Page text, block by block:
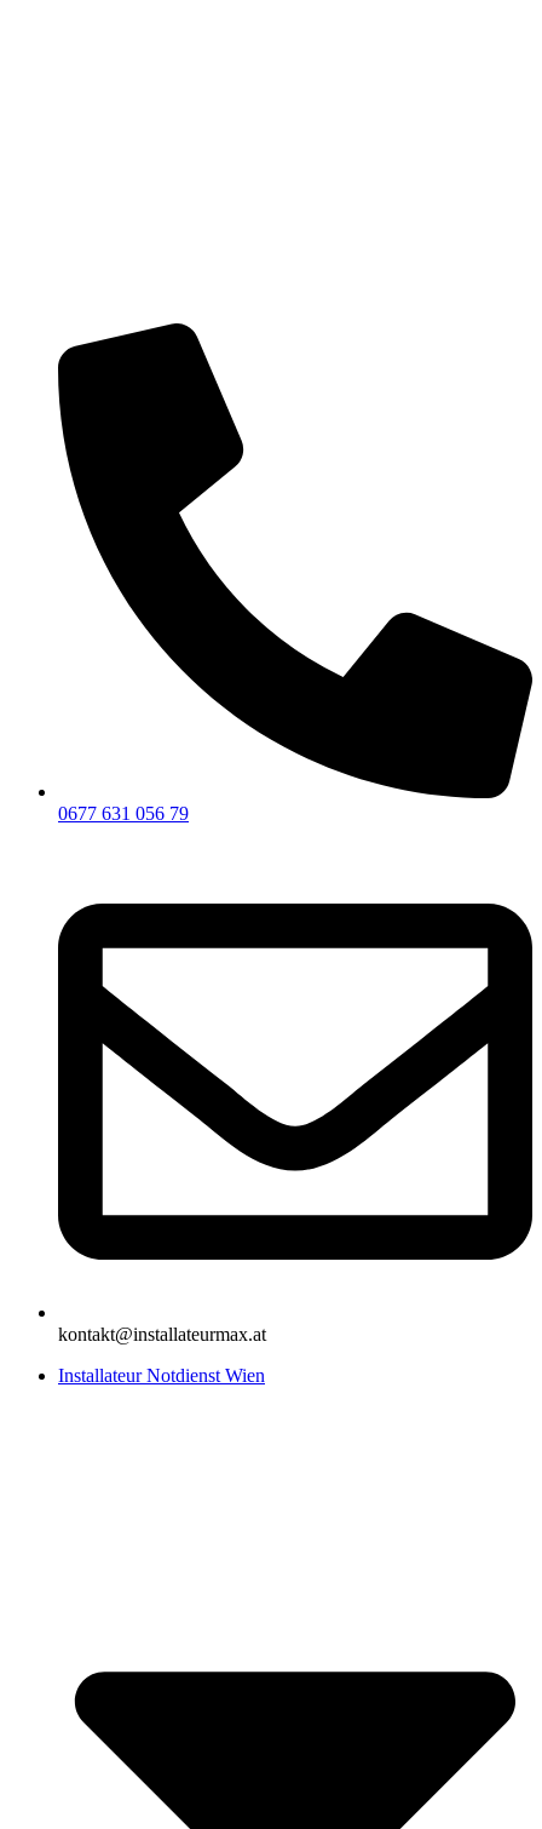
0677 631 056 79
kontakt@installateurmax.at
Installateur Notdienst Wien